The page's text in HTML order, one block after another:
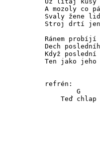
A mozoly co
Svaly žene
Stroj drtí jen
Ránem
Dech
Když
Ten jako
refrén:
G
Teď chlap